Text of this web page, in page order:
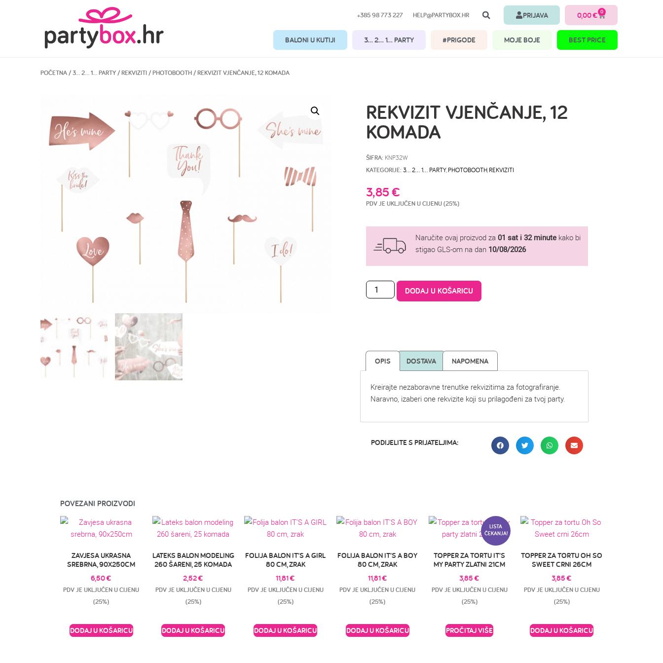
+385 98 773 227 HELP@PARTYBOX.HR PRIJAVA 0,00€ 0
BALONI U KUTIJI 3… 2… 1… PARTY #PRIGODE MOJE BOJE BEST PRICE
POČETNA/3… 2… 1… PARTY/REKVIZITI/PHOTOBOOTH/ REKVIZIT VJENČANJE, 12 KOMADA
REKVIZIT VJENČANJE, 12
KOMADA
ŠIFRA: KNP32W
KATEGORIJE: 3… 2… 1… PARTY, PHOTOBOOTH, REKVIZITI
3,85€
PDV JE UKLJUČEN U CIJENU (25%)
Naručite ovaj proizvod za 01 sat i 32 minute kako bi
stigao GLS-om na dan 10/08/2026
DODAJ U KOŠARICU
OPIS DOSTAVA NAPOMENA
Kreirajte nezaboravne trenutke rekvizitima za fotografiranje.
Naravno, izaberi one rekvizite koji su prilagođeni za tvoj party.
PODIJELITE S PRIJATELJIMA:
POVEZANI PROIZVODI
ZAVJESA UKRASNA
SREBRNA, 90X250CM
6,50€
PDV JE UKLJUČEN U CIJENU
(25%)
DODAJ U KOŠARICU
LATEKS BALON MODELING
260 ŠARENI, 25 KOMADA
2,52€
PDV JE UKLJUČEN U CIJENU
(25%)
DODAJ U KOŠARICU
FOLIJA BALON IT’S A GIRL
80 CM, ZRAK
11,81€
PDV JE UKLJUČEN U CIJENU
(25%)
DODAJ U KOŠARICU
FOLIJA BALON IT’S A BOY
80 CM, ZRAK
11,81€
PDV JE UKLJUČEN U CIJENU
(25%)
DODAJ U KOŠARICU
LISTA
ČEKANJA!
TOPPER ZA TORTU IT’S
MY PARTY ZLATNI 21CM
3,85€
PDV JE UKLJUČEN U CIJENU
(25%)
PROČITAJ VIŠE
TOPPER ZA TORTU OH SO
SWEET CRNI 26CM
3,85€
PDV JE UKLJUČEN U CIJENU
(25%)
DODAJ U KOŠARICU